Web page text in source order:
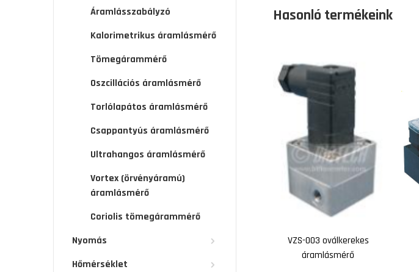
Hasonló termékeink
VZS-003 oválkerekes
áramlásmérő
Áramlásszabályzó
Kalorimetrikus áramlásmérő
Tömegárammérő
Oszcillációs áramlásmérő
Torlólapátos áramlásmérő
Csappantyús áramlásmérő
Ultrahangos áramlásmérő
Vortex (örvényáramú)
áramlásmérő
Coriolis tömegárammérő
Nyomás
Hőmérséklet